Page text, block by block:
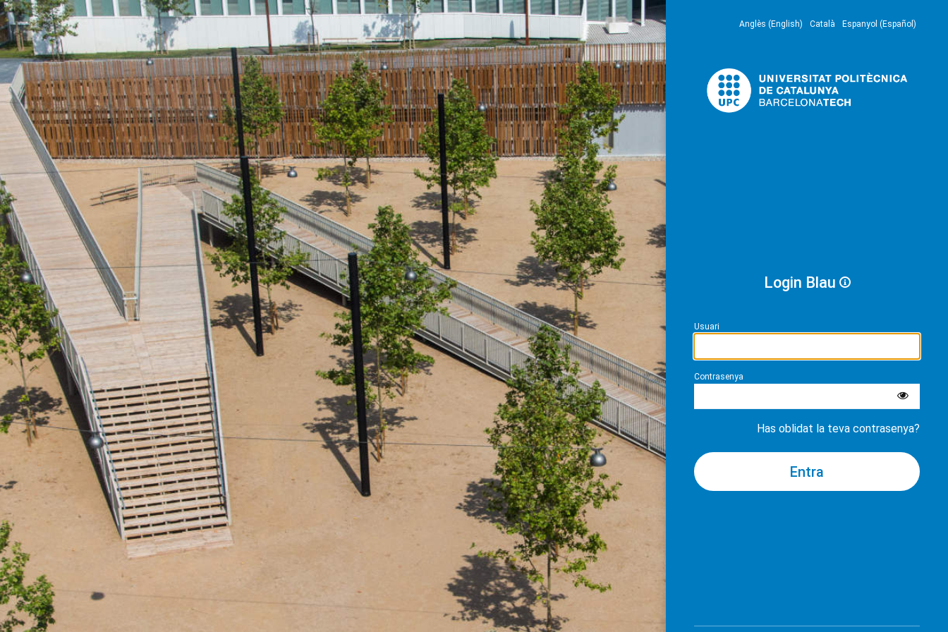
Anglès (English) Català Espanyol (Español)
Login Blau
Usuari
Contrasenya
Has oblidat la teva contrasenya?